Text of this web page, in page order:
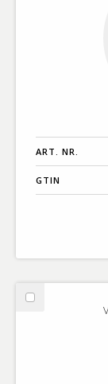
ART. NR.
GTIN
Välj